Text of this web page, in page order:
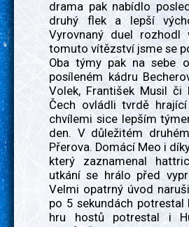
drama pak nabídlo
druhý flek a lepší
Vyrovnaný duel
tomuto vítězství jsme se
Oba týmy pak na sebe
posíleném kádru
Volek, František Musil či
Čech ovládli tvrdě
chvílemi sice lepším
den. V důležitém
Přerova. Domácí Meo i
který zaznamenal
utkání se hrálo před
Velmi opatrný úvod
po 5 sekundách potrestal
hru hostů potrestal i